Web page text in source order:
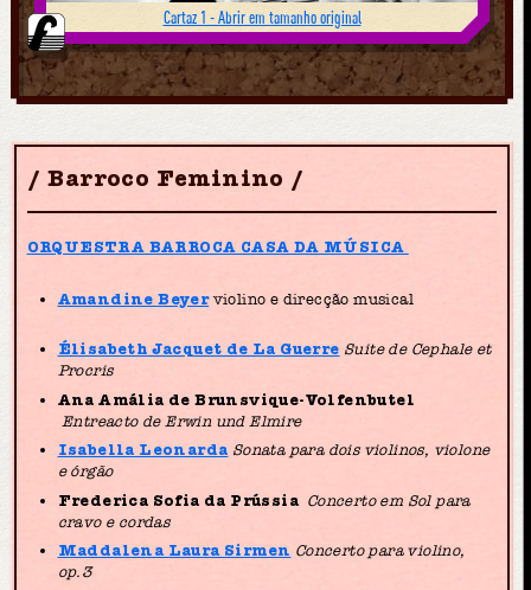
Cartaz 1 - Abrir em tamanho original
Barroco Feminino
ORQUESTRA BARROCA CASA DA MÚSICA
Amandine Beyerviolino e direcção musical
Élisabeth Jacquet de La Guerre Suite de Cephale et
Procris
Ana Amália de Brunsvique-Volfenbutel
Entreacto de Erwin und Elmire
Isabella Leonarda Sonata para dois violinos, violone
e órgão
Frederica Sofia da Prússia Concerto em Sol para
cravo e cordas
Maddalena Laura Sirmen Concerto para violino,
op.3